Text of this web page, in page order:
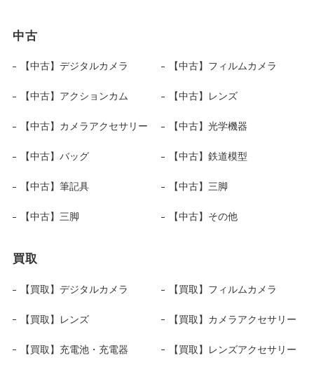
中古
【中古】デジタルカメラ 【中古】フィルムカメラ
【中古】アクションカム 【中古】レンズ
【中古】カメラアクセサリー 【中古】光学機器
【中古】バッグ 【中古】鉄道模型
【中古】筆記具 【中古】三脚
【中古】三脚 【中古】その他
買取
【買取】デジタルカメラ 【買取】フィルムカメラ
【買取】レンズ 【買取】カメラアクセサリー
【買取】充電池・充電器 【買取】レンズアクセサリー